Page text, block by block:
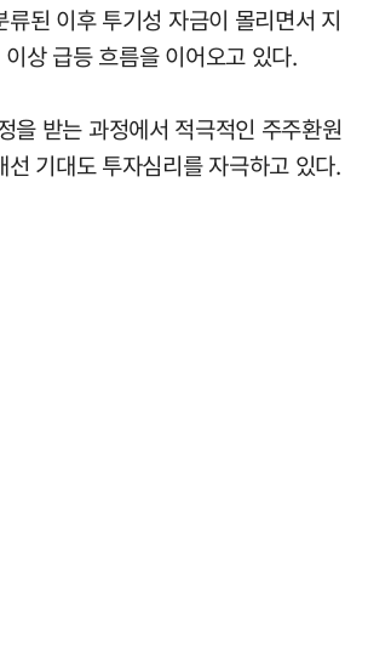
된 이후 투기성 자금이 몰리면서 지
상 급등 흐름을 이어오고 있다.
받는 과정에서 적극적인 주주환원
기대도 투자심리를 자극하고 있다.